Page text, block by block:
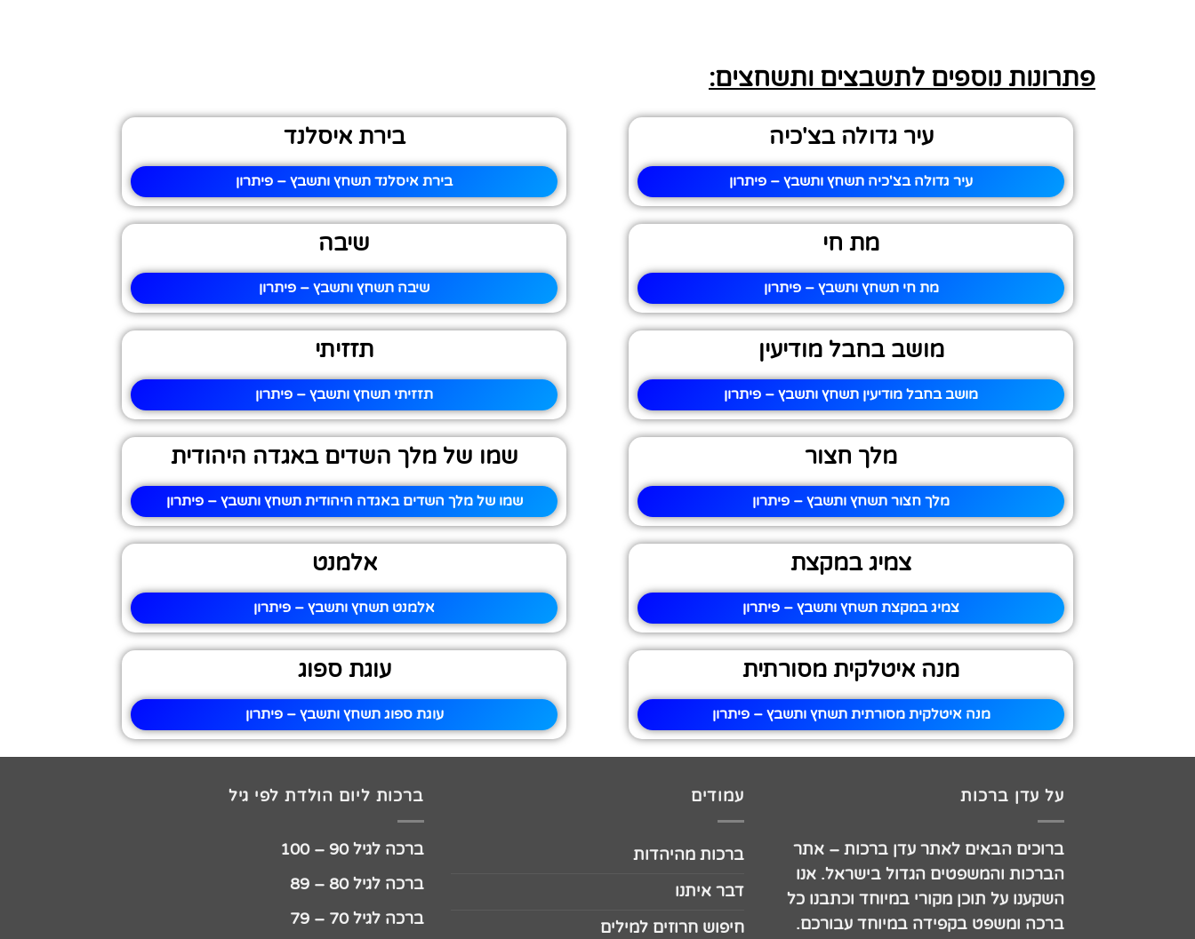
פתרונות נוספים לתשבצים ותשחצים:
עיר גדולה בצ'כיה
עיר גדולה בצ'כיה תשחץ ותשבץ – פיתרון
בירת איסלנד
בירת איסלנד תשחץ ותשבץ – פיתרון
מת חי
מת חי תשחץ ותשבץ – פיתרון
שיבה
שיבה תשחץ ותשבץ – פיתרון
מושב בחבל מודיעין
מושב בחבל מודיעין תשחץ ותשבץ – פיתרון
תזזיתי
תזזיתי תשחץ ותשבץ – פיתרון
מלך חצור
מלך חצור תשחץ ותשבץ – פיתרון
שמו של מלך השדים באגדה היהודית
שמו של מלך השדים באגדה היהודית תשחץ ותשבץ – פיתרון
צמיג במקצת
צמיג במקצת תשחץ ותשבץ – פיתרון
אלמנט
אלמנט תשחץ ותשבץ – פיתרון
מנה איטלקית מסורתית
מנה איטלקית מסורתית תשחץ ותשבץ – פיתרון
עוגת ספוג
עוגת ספוג תשחץ ותשבץ – פיתרון
על עדן ברכות
ברוכים הבאים לאתר עדן ברכות – אתר
הברכות והמשפטים הגדול בישראל. אנו
השקענו על תוכן מקורי במיוחד וכתבנו כל
ברכה ומשפט בקפידה במיוחד עבורכם.
עמודים
ברכות מהיהדות
דבר איתנו
חיפוש חרוזים למילים
ברכות ליום הולדת לפי גיל
ברכה לגיל 90 – 100
ברכה לגיל 80 – 89
ברכה לגיל 70 – 79